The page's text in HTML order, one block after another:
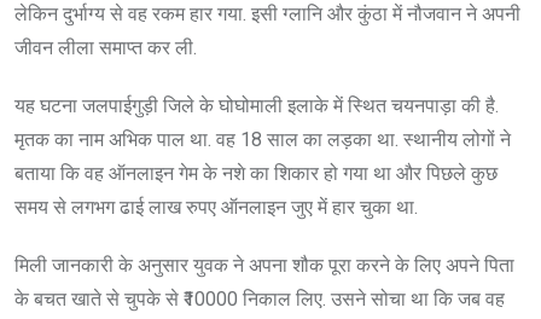
लेकिन दुर्भाग्य से वह रकम हार गया. इसी ग्लानि और कुंठा में नौजवान ने अपनी
जीवन लीला समाप्त कर ली.
यह घटना जलपाईगुड़ी जिले के घोघोमाली इलाके में स्थित चयनपाड़ा की है.
मृतक का नाम अभिक पाल था. वह 18 साल का लड़का था. स्थानीय लोगों ने
बताया कि वह ऑनलाइन गेम के नशे का शिकार हो गया था और पिछले कुछ
समय से लगभग ढाई लाख रुपए ऑनलाइन जुए में हार चुका था.
मिली जानकारी के अनुसार युवक ने अपना शौक पूरा करने के लिए अपने पिता
के बचत खाते से चुपके से ₹10000 निकाल लिए. उसने सोचा था कि जब वह